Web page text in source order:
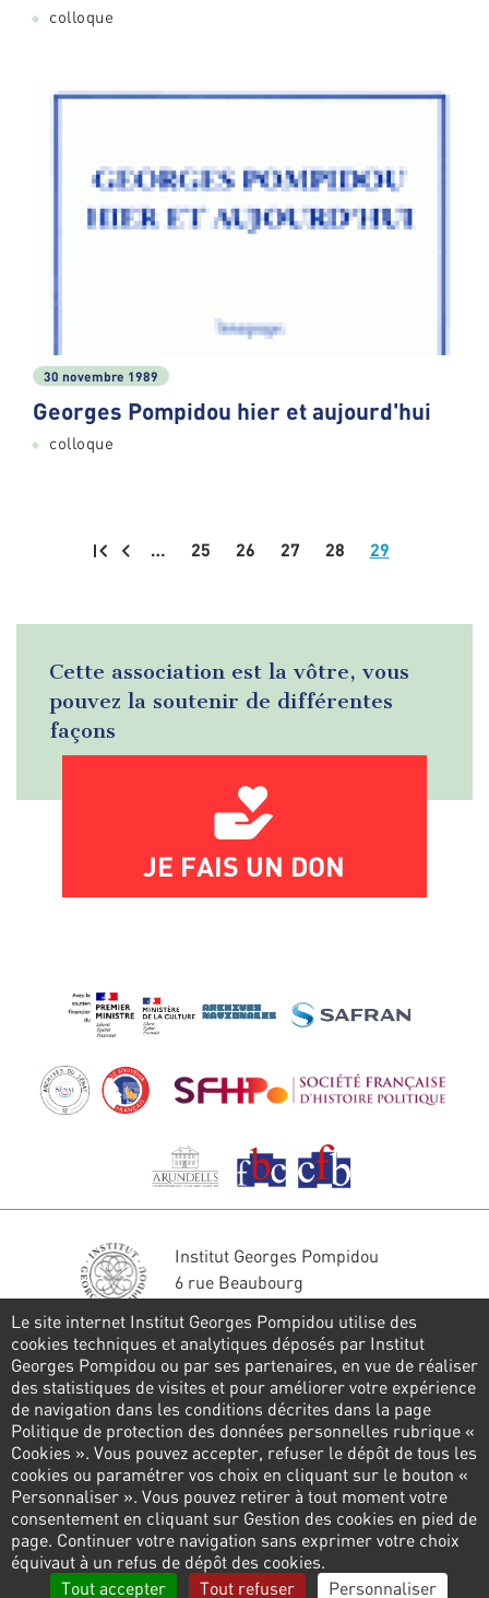
colloque
30 novembre 1989
Georges Pompidou hier et aujourd'hui
colloque
… 25 26 27 28 29
Cette association est la vôtre, vous
pouvez la soutenir de différentes
façons
JE FAIS UN DON
Institut Georges Pompidou
6 rue Beaubourg
Tél. : 01 44 78 41 22
Restons en contact
FORMULAIRE DE CONTACT
Suivez-nous
Pied
Politique de confidentialité Gestion des cookies
Le site internet Institut Georges Pompidou utilise des
cookies techniques et analytiques déposés par Institut
Georges Pompidou ou par ses partenaires, en vue de réaliser
des statistiques de visites et pour améliorer votre expérience
de navigation dans les conditions décrites dans la page
Politique de protection des données personnelles rubrique «
Cookies ». Vous pouvez accepter, refuser le dépôt de tous les
cookies ou paramétrer vos choix en cliquant sur le bouton «
Personnaliser ». Vous pouvez retirer à tout moment votre
consentement en cliquant sur Gestion des cookies en pied de
page. Continuer votre navigation sans exprimer votre choix
équivaut à un refus de dépôt des cookies.
Tout accepter
Tout refuser Personnaliser